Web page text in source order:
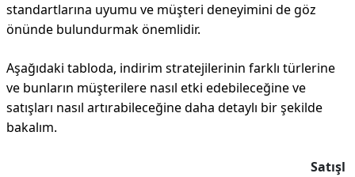
standartlarına uyumu ve müşteri deneyimini de göz
önünde bulundurmak önemlidir.
Aşağıdaki tabloda, indirim stratejilerinin farklı türlerine
ve bunların müşterilere nasıl etki edebileceğine ve
satışları nasıl artırabileceğine daha detaylı bir şekilde
bakalım.
Satışl